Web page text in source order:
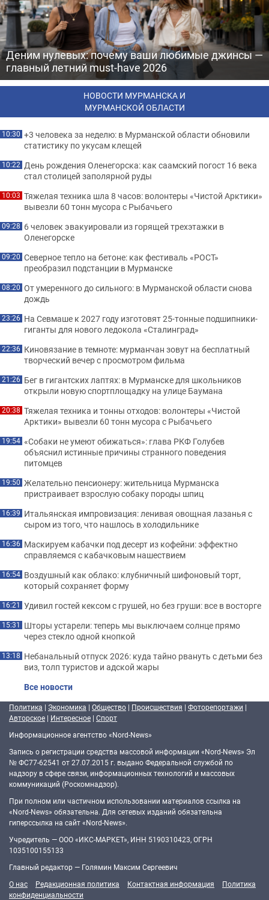
Деним нулевых: почему ваши любимые джинсы —
главный летний must-have 2026
НОВОСТИ МУРМАНСКА И
МУРМАНСКОЙ ОБЛАСТИ
10:30 +3 человека за неделю: в Мурманской области обновили
статистику по укусам клещей
10:22 День рождения Оленегорска: как саамский погост 16 века
стал столицей заполярной руды
10:03 Тяжелая техника шла 8 часов: волонтеры «Чистой Арктики»
вывезли 60 тонн мусора с Рыбачьего
09:28 6 человек эвакуировали из горящей трехэтажки в
Оленегорске
09:20 Северное тепло на бетоне: как фестиваль «РОСТ»
преобразил подстанции в Мурманске
08:20 От умеренного до сильного: в Мурманской области снова
дождь
23:26 На Севмаше к 2027 году изготовят 25-тонные подшипники-
гиганты для нового ледокола «Сталинград»
22:36 Киновязание в темноте: мурманчан зовут на бесплатный
творческий вечер с просмотром фильма
21:26 Бег в гигантских лаптях: в Мурманске для школьников
открыли новую спортплощадку на улице Баумана
20:38 Тяжелая техника и тонны отходов: волонтеры «Чистой
Арктики» вывезли 60 тонн мусора с Рыбачьего
19:54 «Собаки не умеют обижаться»: глава РКФ Голубев
объяснил истинные причины странного поведения
питомцев
19:50 Желательно пенсионеру: жительница Мурманска
пристраивает взрослую собаку породы шпиц
16:39 Итальянская импровизация: ленивая овощная лазанья с
сыром из того, что нашлось в холодильнике
16:36 Маскируем кабачки под десерт из кофейни: эффектно
справляемся с кабачковым нашествием
16:54 Воздушный как облако: клубничный шифоновый торт,
который сохраняет форму
16:21 Удивил гостей кексом с грушей, но без груши: все в восторге
15:31 Шторы устарели: теперь мы выключаем солнце прямо
через стекло одной кнопкой
13:18 Небанальный отпуск 2026: куда тайно рвануть с детьми без
виз, толп туристов и адской жары
Все новости
Политика | Экономика | Общество | Происшествия | Фоторепортажи |
Авторское | Интересное | Спорт
Информационное агентство «Nord-News»
Запись о регистрации средства массовой информации «Nord-News» Эл
№ ФС77-62541 от 27.07.2015 г. выдано Федеральной службой по
надзору в сфере связи, информационных технологий и массовых
коммуникаций (Роскомнадзор).
При полном или частичном использовании материалов ссылка на
«Nord-News» обязательна. Для сетевых изданий обязательна
гиперссылка на сайт «Nord-News».
Учредитель — ООО «ИКС-МАРКЕТ», ИНН 5190310423, ОГРН
1035100155133
Главный редактор — Голямин Максим Сергеевич
О нас
Редакционная политика Контактная информация
Политика
конфиденциальности